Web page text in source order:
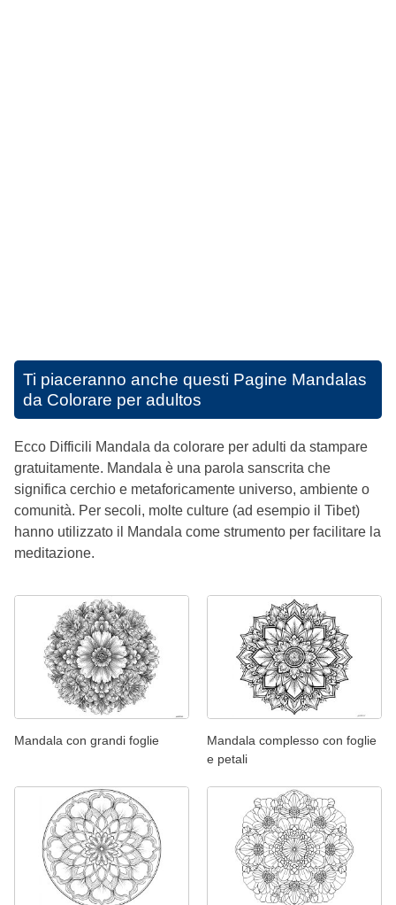
Ti piaceranno anche questi Pagine Mandalas
da Colorare per adultos
Ecco Difficili Mandala da colorare per adulti da stampare
gratuitamente. Mandala è una parola sanscrita che
significa cerchio e metaforicamente universo, ambiente o
comunità. Per secoli, molte culture (ad esempio il Tibet)
hanno utilizzato il Mandala come strumento per facilitare la
meditazione.
Mandala con grandi foglie
Mandala complesso con foglie
e petali